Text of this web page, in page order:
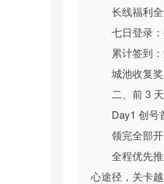
作为版本核
具、神将、养成
久生效，彻底告
同时重磅加
游戏内所有首充
宝、签到领无限
二、【封神
游戏深耕经
奇角色悉数登场
长线福利全
七日登录
累计签到
城池收复
二、前 3
Day1 创号
领完全部
全程优先
心途径，关卡